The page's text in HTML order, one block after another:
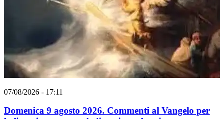
07/08/2026 - 17:11
Domenica 9 agosto 2026. Commenti al Vangelo per